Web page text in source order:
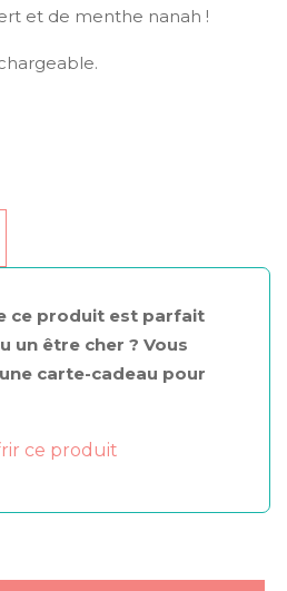
et de menthe nanah !
ce produit est parfait
un être cher ? Vous
carte-cadeau pour
ce produit